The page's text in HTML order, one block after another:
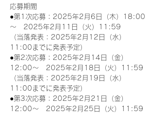
応募期間
●第1次応募：2025年2月6日（木）18:00
～　2025年2月11日（火）11:59
（当落発表：2025年2月12日（水）
11:00までに発表予定）
●第2次応募：2025年2月14日（金）
12:00～　2025年2月18日（火）11:59
（当落発表：2025年2月19日（水）
11:00までに発表予定）
●第3次応募：2025年2月21日（金）
12:00～　2025年2月25日（火）11:59